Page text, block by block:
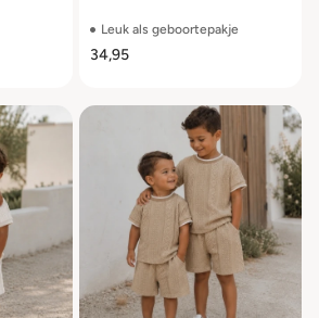
t/m 62
Leuk als geboortepakje
34,95